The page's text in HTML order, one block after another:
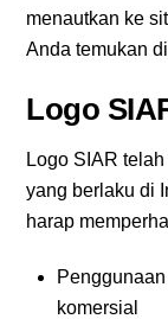
menautkan ke
Anda temukan
Logo
Logo SIAR
yang berlaku di
harap
komersial